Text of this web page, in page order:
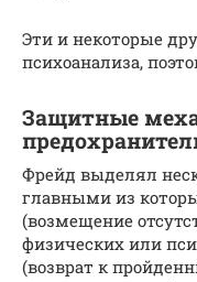
Эти и некоторые
психоанализа,
Защитные
Фрейд выделял
главными из
(возмещение
физических или
(возврат к